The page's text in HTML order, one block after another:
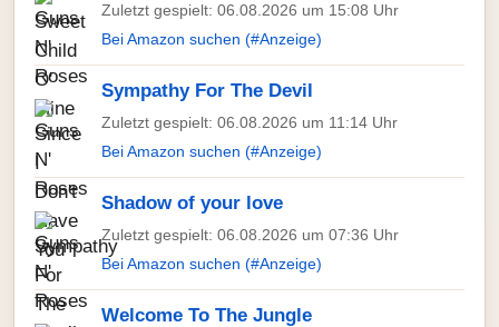
Zuletzt gespielt: 06.08.2026 um 15:08 Uhr
Bei Amazon suchen (#Anzeige)
Sympathy For The Devil
Zuletzt gespielt: 06.08.2026 um 11:14 Uhr
Bei Amazon suchen (#Anzeige)
Shadow of your love
Zuletzt gespielt: 06.08.2026 um 07:36 Uhr
Bei Amazon suchen (#Anzeige)
Welcome To The Jungle